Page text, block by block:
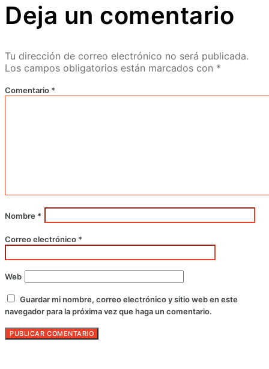
Deja un comentario
Tu dirección de correo electrónico no será publicada.
Los campos obligatorios están marcados con *
Comentario *
Nombre *
Correo electrónico *
Web
Guardar mi nombre, correo electrónico y sitio web en este
navegador para la próxima vez que haga un comentario.